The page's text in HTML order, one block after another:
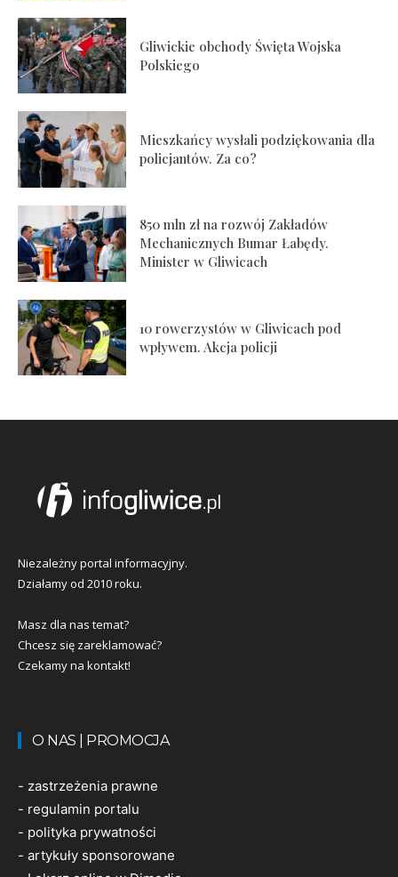
Gliwickie obchody Święta Wojska
Polskiego
Mieszkańcy wysłali podziękowania dla
policjantów. Za co?
850 mln zł na rozwój Zakładów
Mechanicznych Bumar Łabędy.
Minister w Gliwicach
10 rowerzystów w Gliwicach pod
wpływem. Akcja policji
Niezależny portal informacyjny.
Działamy od 2010 roku.
Masz dla nas temat?
Chcesz się zareklamować?
Czekamy na kontakt!
O NAS | PROMOCJA
- zastrzeżenia prawne
- regulamin portalu
- polityka prywatności
- artykuły sponsorowane